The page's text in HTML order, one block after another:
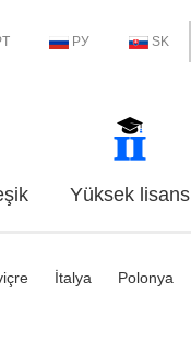
РУ SK
Yüksek lisans
İtalya Polonya